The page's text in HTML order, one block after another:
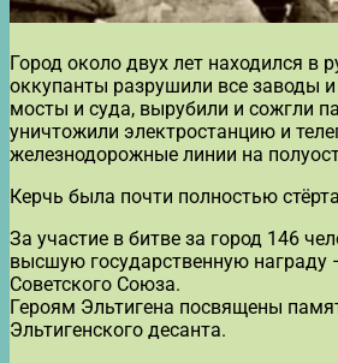
Город около двух лет находился в
оккупанты разрушили все заводы
мосты и суда, вырубили и сожгли
уничтожили электростанцию и
железнодорожные линии на
Керчь была почти полностью
За участие в битве за город 146
высшую государственную награду
Советского Союза.
Героям Эльтигена посвящены
Эльтигенского десанта.